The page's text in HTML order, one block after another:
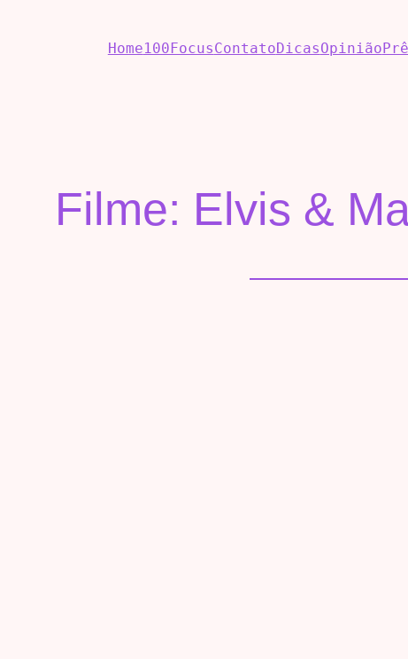
Home100FocusContatoDicasOpinião
Filme: Elvis &